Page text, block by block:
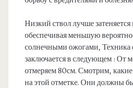
Низкий ствол лучше
обеспечивая меньшую
солнечными ожогами, Техника
заключается в следующем : От
отмеряем 80см. Смотрим, какие
на этой отметке. Они должны